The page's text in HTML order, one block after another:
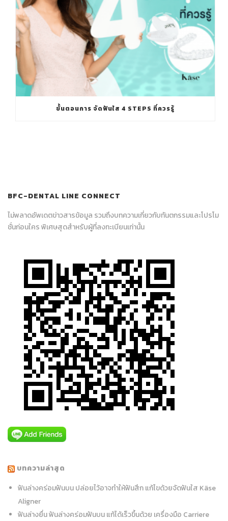
ขั้นตอนการ จัดฟันใส 4 STEPS ที่ควรรู้
BFC-DENTAL LINE CONNECT
ไม่พลาดอัพเดตข่าวสารข้อมูล รวมถึงบทความเกี่ยวกับทันตกรรมและโปรโม
ชั่นก่อนใคร พิเศษสุดสำหรับผู้ที่ลงทะเบียนเท่านั้น
บทความล่าสุด
ฟันล่างคร่อมฟันบน ปล่อยไว้อาจทำให้ฟันสึก แก้ไขด้วยจัดฟันใส Käse
Aligner
ฟันล่างยื่น ฟันล่างคร่อมฟันบน แก้ได้เร็วขึ้นด้วย เครื่องมือ Carriere